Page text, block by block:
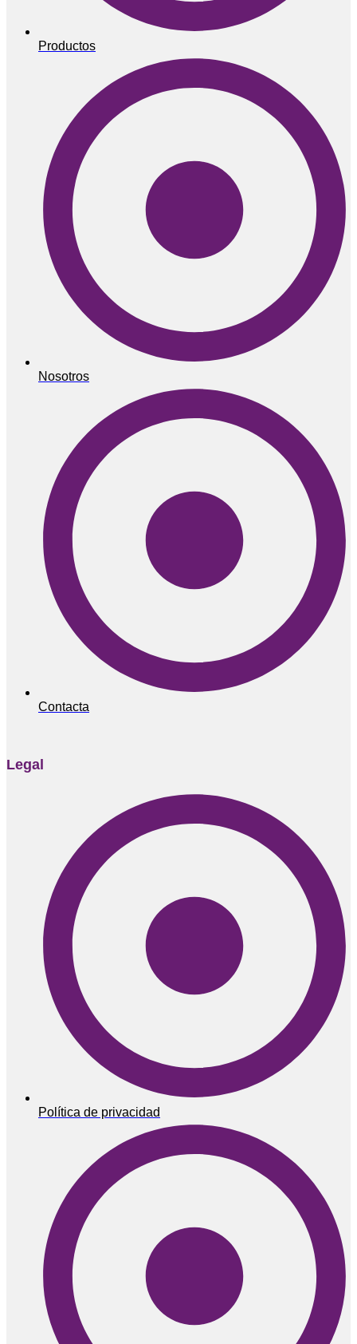
Productos
Nosotros
Contacta
Legal
Política de privacidad